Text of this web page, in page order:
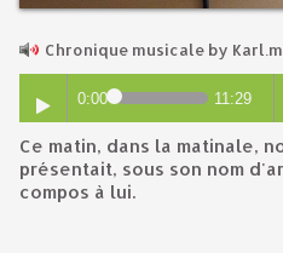
Chronique musicale by
0:00 11:29
Ce matin, dans la matinale, notre stagiaire karl se
présentait, sous son nom
compos à lui.